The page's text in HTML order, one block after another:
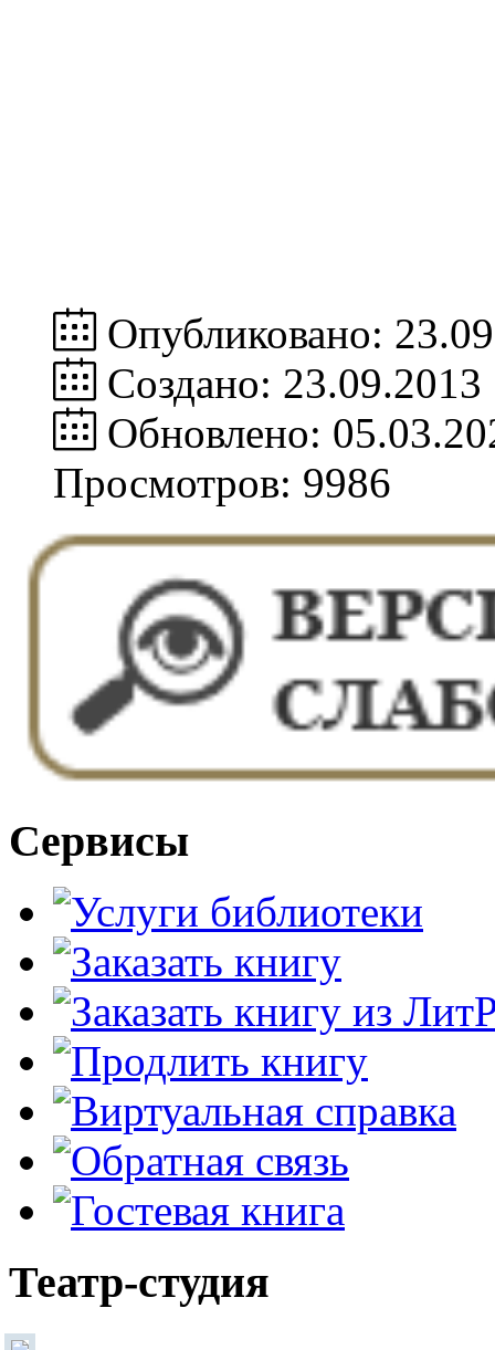
Опубликовано:
Создано: 23.09.2013
Обновлено:
Просмотров: 9986
Сервисы
Театр-студия